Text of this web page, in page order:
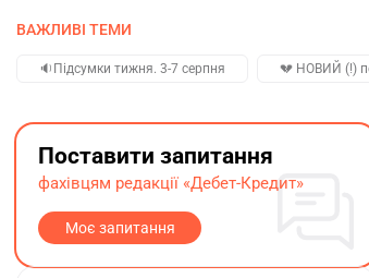
ВАЖЛИВІ ТЕМИ
🔉Підсумки тижня. 3-7 серпня 💔 НОВИЙ (!)
Поставити запитання
фахівцям редакції «Дебет-Кредит»
Моє запитання